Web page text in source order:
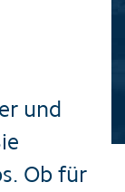
und
Ob für